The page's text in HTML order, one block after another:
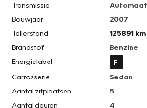
Transmissie
Automaat
Bouwjaar
2007
Tellerstand
125891 km
Brandstof
Benzine
Energielabel
F
Carrosserie
Sedan
Aantal zitplaatsen
5
Aantal deuren
4